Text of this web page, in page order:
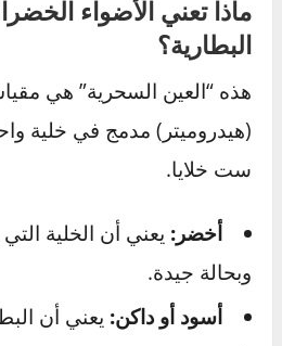
الكثير من المتاعب والمال،
لا تقدر بثمن في كل رحلة تقوم
أسئلة شائعة حول
ما هو العمر الافتراضي
بشكل عام، يتراوح عمر معظم
بين 3 إلى 5 سنوات. يتأثر
المناخ (الحرارة الشديدة